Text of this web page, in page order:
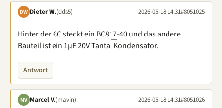
DW Dieter W.(dds5) 2026-05-18 14:31#8051025
Hinter der 6C steckt ein BC817-40 und das andere
Bauteil ist ein 1µF 20V Tantal Kondensator.
Antwort
MV Marcel V.(mavin) 2026-05-18 14:31#8051026